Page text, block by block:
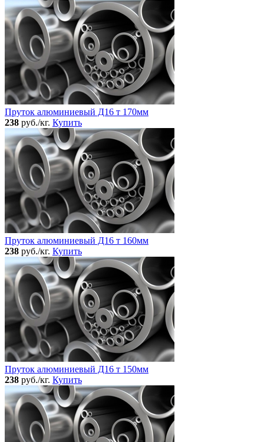
Пруток алюминиевый Д16 т 170мм
238 руб./кг. Купить
Пруток алюминиевый Д16 т 160мм
238 руб./кг. Купить
Пруток алюминиевый Д16 т 150мм
238 руб./кг. Купить